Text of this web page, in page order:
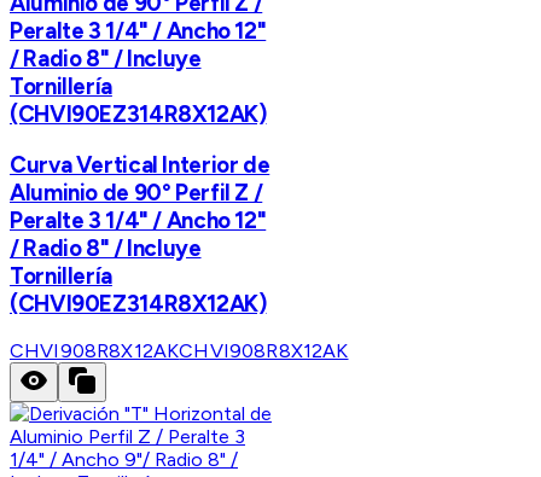
Peralte 3 1/4" / Ancho 12"
/ Radio 8" / Incluye
Tornillería
(CHVI90EZ314R8X12AK)
Curva Vertical Interior de
Aluminio de 90° Perfil Z /
Peralte 3 1/4" / Ancho 12"
/ Radio 8" / Incluye
Tornillería
(CHVI90EZ314R8X12AK)
CHVI908R8X12AKCHVI908R8X12AK